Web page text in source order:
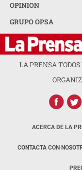
OPINION
GRUPO OPSA
LA PRENSA TODOS
ACERCA DE LA
CONTACTA CON